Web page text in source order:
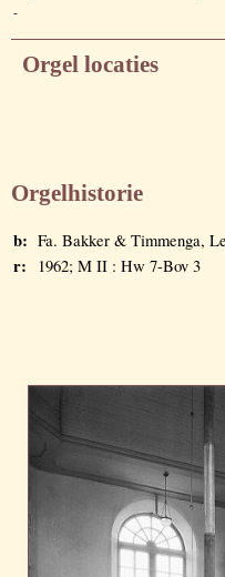
-
Orgel locaties
Orgelhistorie
b: Fa. Bakker & Timmenga,
r: 1962; M II : Hw 7-Bov 3